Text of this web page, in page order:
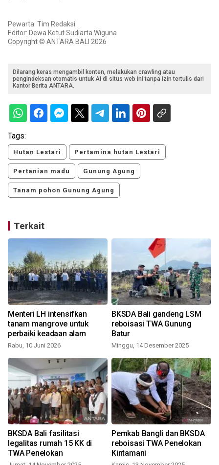
Pewarta: Tim Redaksi
Editor: Dewa Ketut Sudiarta Wiguna
Copyright © ANTARA BALI 2026
Dilarang keras mengambil konten, melakukan crawling atau
pengindeksan otomatis untuk AI di situs web ini tanpa izin tertulis dari
Kantor Berita ANTARA.
Tags:
Hutan Lestari Pertamina hutan Lestari
Pertanian madu Gunung Agung
Tanam pohon Gunung Agung
Terkait
Menteri LH intensifkan
tanam mangrove untuk
perbaiki keadaan alam
Rabu, 10 Juni 2026
BKSDA Bali gandeng LSM
reboisasi TWA Gunung
Batur
Minggu, 14 Desember 2025
BKSDA Bali fasilitasi
legalitas rumah 15 KK di
TWA Penelokan
Pemkab Bangli dan BKSDA
reboisasi TWA Penelokan
Kintamani